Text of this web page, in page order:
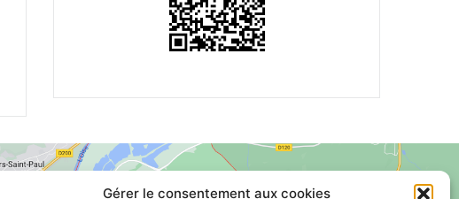
Gérer le consentement aux cookies